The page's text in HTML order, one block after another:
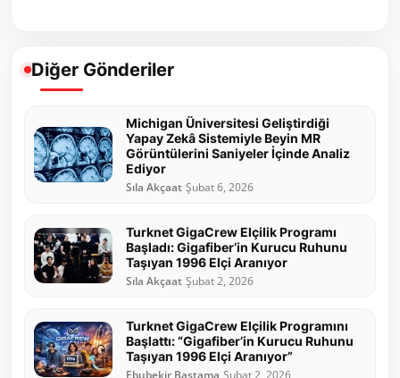
Diğer Gönderiler
Michigan Üniversitesi Geliştirdiği
Yapay Zekâ Sistemiyle Beyin MR
Görüntülerini Saniyeler İçinde Analiz
Ediyor
Sıla Akçaat Şubat 6, 2026
Turknet GigaCrew Elçilik Programı
Başladı: Gigafiber’in Kurucu Ruhunu
Taşıyan 1996 Elçi Aranıyor
Sıla Akçaat Şubat 2, 2026
Turknet GigaCrew Elçilik Programını
Başlattı: “Gigafiber’in Kurucu Ruhunu
Taşıyan 1996 Elçi Aranıyor”
Ebubekir Bastama Şubat 2, 2026